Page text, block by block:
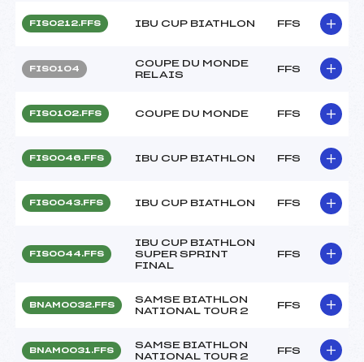
FIS0212.FFS IBU CUP BIATHLON FFS
FIS0104
COUPE DU MONDE
RELAIS
FFS
FIS0102.FFS COUPE DU MONDE FFS
FIS0046.FFS IBU CUP BIATHLON FFS
FIS0043.FFS IBU CUP BIATHLON FFS
FIS0044.FFS
IBU CUP BIATHLON
SUPER SPRINT
FINAL
FFS
BNAM0032.FFS
SAMSE BIATHLON
NATIONAL TOUR 2
FFS
BNAM0031.FFS
SAMSE BIATHLON
NATIONAL TOUR 2
FFS